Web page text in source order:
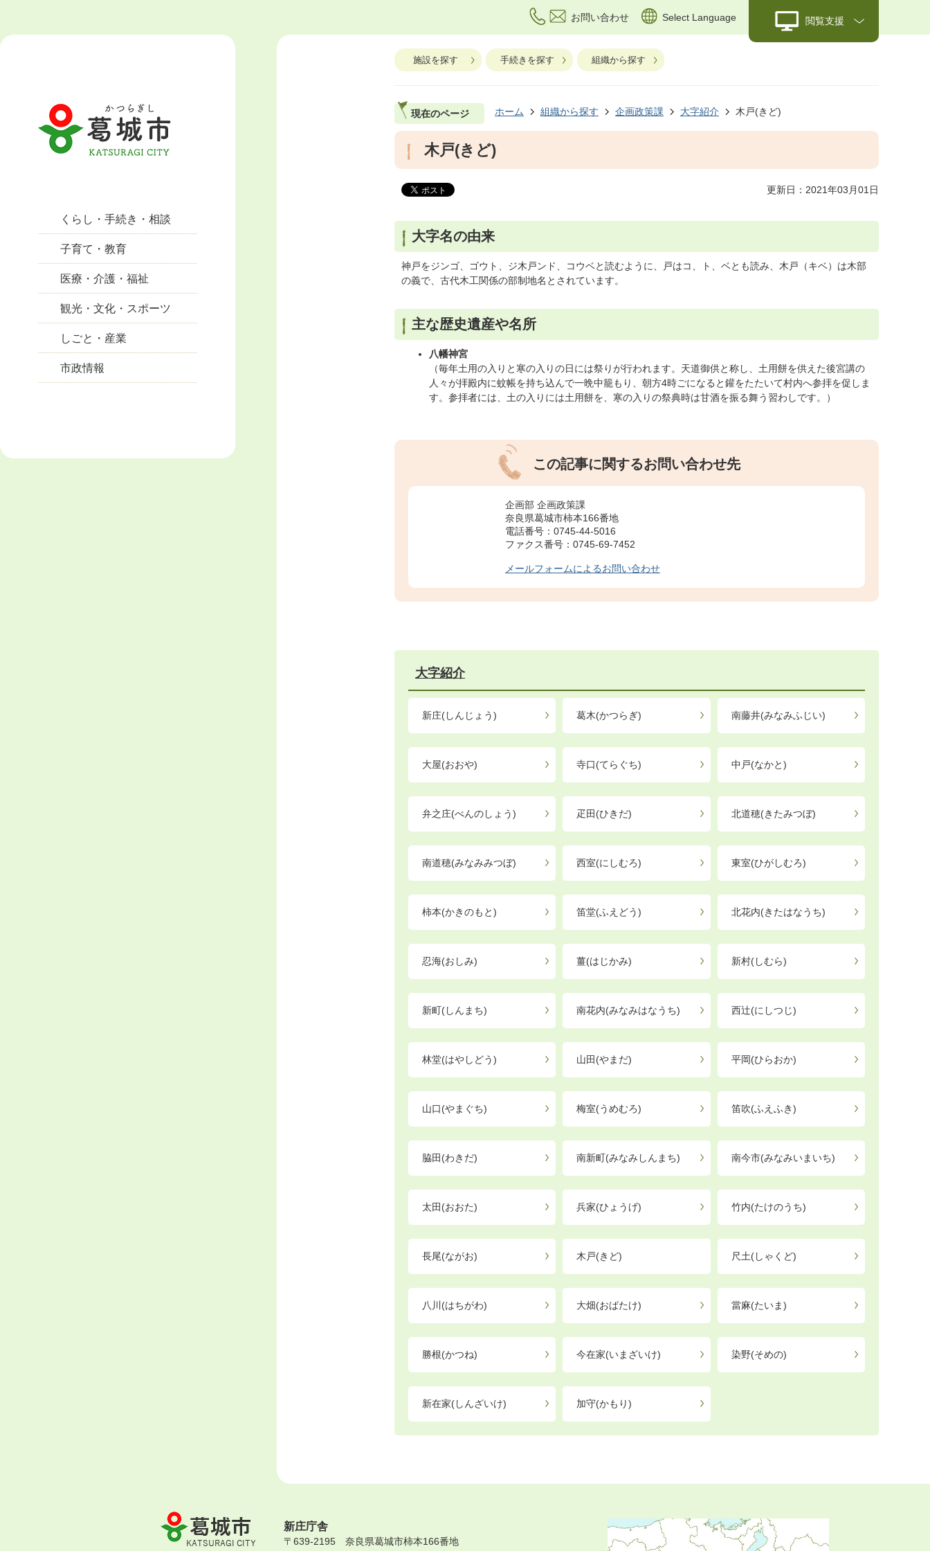
お問い合わせ Select Language 閲覧支援
くらし・手続き・相談
子育て・教育
医療・介護・福祉
観光・文化・スポーツ
しごと・産業
市政情報
施設を探す 手続きを探す 組織から探す
現在のページ ホーム 組織から探す 企画政策課 大字紹介 木戸(きど)
木戸(きど)
更新日：2021年03月01日
大字名の由来
神戸をジンゴ、ゴウト、ジ木戸ンド、コウベと読むように、戸はコ、ト、ベとも読み、木戸（キベ）は木部
の義で、古代木工関係の部制地名とされています。
主な歴史遺産や名所
八幡神宮
（毎年土用の入りと寒の入りの日には祭りが行われます。天道御供と称し、土用餅を供えた後宮講の
人々が拝殿内に蚊帳を持ち込んで一晩中籠もり、朝方4時ごになると鑵をたたいて村内へ参拝を促しま
す。参拝者には、土の入りには土用餅を、寒の入りの祭典時は甘酒を振る舞う習わしです。）
この記事に関するお問い合わせ先
企画部 企画政策課
奈良県葛城市柿本166番地
電話番号：0745-44-5016
ファクス番号：0745-69-7452
メールフォームによるお問い合わせ
大字紹介
新庄(しんじょう) 葛木(かつらぎ) 南藤井(みなみふじい)
大屋(おおや) 寺口(てらぐち) 中戸(なかと)
弁之庄(べんのしょう) 疋田(ひきだ) 北道穂(きたみつぼ)
南道穂(みなみみつぼ) 西室(にしむろ) 東室(ひがしむろ)
柿本(かきのもと) 笛堂(ふえどう) 北花内(きたはなうち)
忍海(おしみ) 薑(はじかみ) 新村(しむら)
新町(しんまち) 南花内(みなみはなうち) 西辻(にしつじ)
林堂(はやしどう) 山田(やまだ) 平岡(ひらおか)
山口(やまぐち) 梅室(うめむろ) 笛吹(ふえふき)
脇田(わきだ) 南新町(みなみしんまち) 南今市(みなみいまいち)
太田(おおた) 兵家(ひょうげ) 竹内(たけのうち)
長尾(ながお) 木戸(きど) 尺土(しゃくど)
八川(はちがわ) 大畑(おばたけ) 當麻(たいま)
勝根(かつね) 今在家(いまざいけ) 染野(そめの)
新在家(しんざいけ) 加守(かもり)
葛
城
市
新庄庁舎
〒639-2195 奈良県葛城市柿本166番地